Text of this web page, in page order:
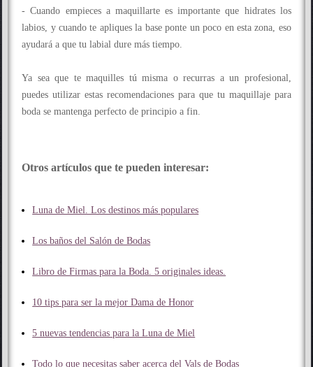
- Cuando empieces a maquillarte es importante que hidrates los
labios, y cuando te apliques la base ponte un poco en esta zona, eso
ayudará a que tu labial dure más tiempo.
Ya sea que te maquilles tú misma o recurras a un profesional,
puedes utilizar estas recomendaciones para que tu maquillaje para
boda se mantenga perfecto de principio a fin.
Otros artículos que te pueden interesar:
Luna de Miel. Los destinos más populares
Los baños del Salón de Bodas
Libro de Firmas para la Boda. 5 originales ideas.
10 tips para ser la mejor Dama de Honor
5 nuevas tendencias para la Luna de Miel
Todo lo que necesitas saber acerca del Vals de Bodas